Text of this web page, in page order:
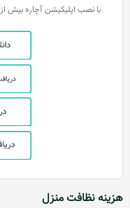
با نصب اپلیکیشن آچاره بیش از 256 خدمت مورد نیاز در جیب شماست.
هزینه نظافت منزل